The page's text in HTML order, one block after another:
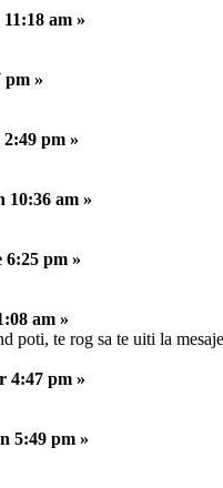
am »
pm »
pm »
10:36 am »
6:25 pm »
am »
poti, te rog sa te uiti la
4:47 pm »
5:49 pm »